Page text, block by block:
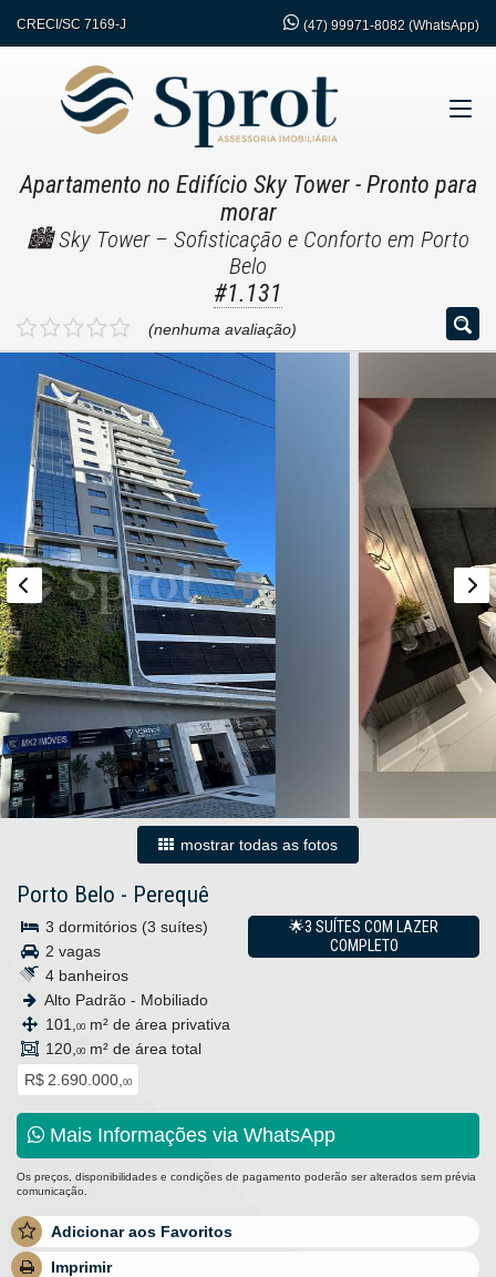
CRECI/SC 7169-J (47) 99971-8082 (WhatsApp)
Apartamento no Edifício Sky Tower- Pronto para
morar
🏙️ Sky Tower – Sofisticação e Conforto em Porto
Belo
#1.131
(nenhuma avaliação)
mostrar todas as fotos
Porto Belo - Perequê
🌟3 SUÍTES COM LAZER
COMPLETO
3 dormitórios (3 suítes)
2 vagas
4 banheiros
Alto Padrão - Mobiliado
101,
00 m² de área privativa
120, 00 m² de área total
R$ 2.690.000, 00
Mais Informações via WhatsApp
Os preços, disponibilidades e condições de pagamento poderão ser alterados sem prévia
comunicação.
Adicionar aos Favoritos
Imprimir